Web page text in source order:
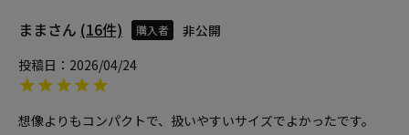
まま 16 購入者
非公開
投稿日
2026/04/24
想像よりもコンパクトで、扱いやすいサイズでよかったです。